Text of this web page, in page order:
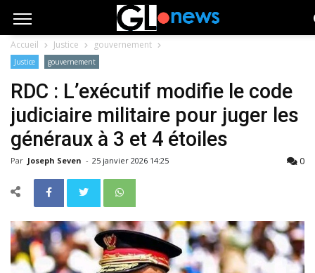
Accueil Justice gouvernement
Justice gouvernement
RDC : L’exécutif modifie le code
judiciaire militaire pour juger les
généraux à 3 et 4 étoiles
Par Joseph Seven - 25 janvier 2026 14:25 0